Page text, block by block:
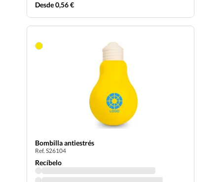
Desde 0,56 €
Bombilla antiestrés
Ref. S26104
Recíbelo